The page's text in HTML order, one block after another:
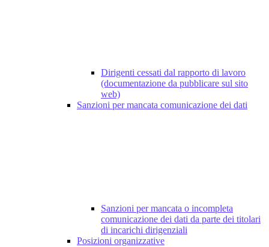
Dirigenti cessati dal rapporto di lavoro
(documentazione da pubblicare sul sito
web)
Sanzioni per mancata comunicazione dei dati
Sanzioni per mancata o incompleta
comunicazione dei dati da parte dei titolari
di incarichi dirigenziali
Posizioni organizzative